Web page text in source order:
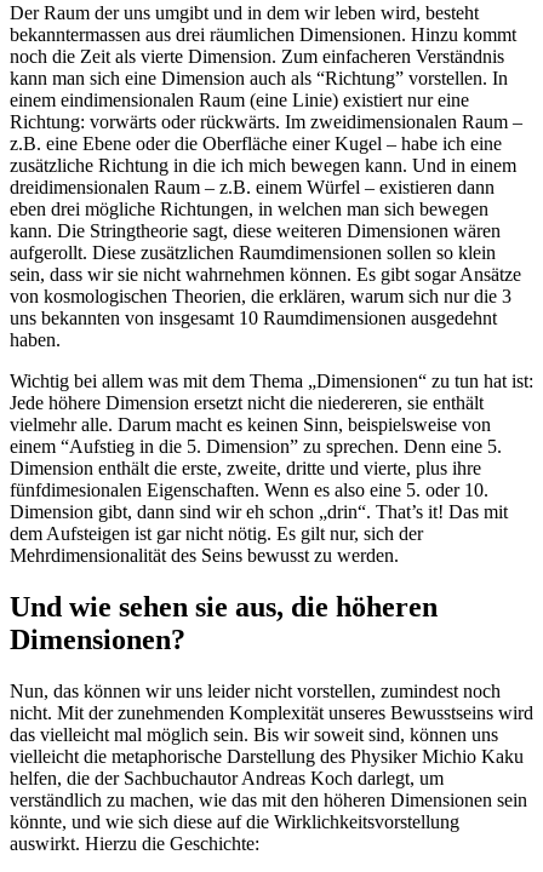
Der Raum der uns umgibt und in dem wir leben wird, besteht
bekanntermassen aus drei räumlichen Dimensionen. Hinzu kommt
noch die Zeit als vierte Dimension. Zum einfacheren Verständnis
kann man sich eine Dimension auch als “Richtung” vorstellen. In
einem eindimensionalen Raum (eine Linie) existiert nur eine
Richtung: vorwärts oder rückwärts. Im zweidimensionalen Raum –
z.B. eine Ebene oder die Oberfläche einer Kugel – habe ich eine
zusätzliche Richtung in die ich mich bewegen kann. Und in einem
dreidimensionalen Raum – z.B. einem Würfel – existieren dann
eben drei mögliche Richtungen, in welchen man sich bewegen
kann. Die Stringtheorie sagt, diese weiteren Dimensionen wären
aufgerollt. Diese zusätzlichen Raumdimensionen sollen so klein
sein, dass wir sie nicht wahrnehmen können. Es gibt sogar Ansätze
von kosmologischen Theorien, die erklären, warum sich nur die 3
uns bekannten von insgesamt 10 Raumdimensionen ausgedehnt
haben.
Wichtig bei allem was mit dem Thema „Dimensionen“ zu tun hat ist:
Jede höhere Dimension ersetzt nicht die niedereren, sie enthält
vielmehr alle. Darum macht es keinen Sinn, beispielsweise von
einem “Aufstieg in die 5. Dimension” zu sprechen. Denn eine 5.
Dimension enthält die erste, zweite, dritte und vierte, plus ihre
fünfdimesionalen Eigenschaften. Wenn es also eine 5. oder 10.
Dimension gibt, dann sind wir eh schon „drin“. That’s it! Das mit
dem Aufsteigen ist gar nicht nötig. Es gilt nur, sich der
Mehrdimensionalität des Seins bewusst zu werden.
Und wie sehen sie aus, die höheren
Dimensionen?
Nun, das können wir uns leider nicht vorstellen, zumindest noch
nicht. Mit der zunehmenden Komplexität unseres Bewusstseins wird
das vielleicht mal möglich sein. Bis wir soweit sind, können uns
vielleicht die metaphorische Darstellung des Physiker Michio Kaku
helfen, die der Sachbuchautor Andreas Koch darlegt, um
verständlich zu machen, wie das mit den höheren Dimensionen sein
könnte, und wie sich diese auf die Wirklichkeitsvorstellung
auswirkt. Hierzu die Geschichte: